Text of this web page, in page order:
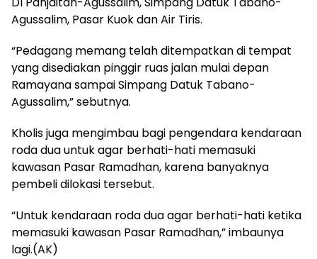
Agussalim, Pasar Kuok dan Air Tiris.
“Pedagang memang telah ditempatkan di tempat
yang disediakan pinggir ruas jalan mulai depan
Ramayana sampai Simpang Datuk Tabano-
Agussalim,” sebutnya.
Kholis juga mengimbau bagi pengendara kendaraan
roda dua untuk agar berhati-hati memasuki
kawasan Pasar Ramadhan, karena banyaknya
pembeli dilokasi tersebut.
“Untuk kendaraan roda dua agar berhati-hati ketika
memasuki kawasan Pasar Ramadhan,” imbaunya
lagi.(AK)